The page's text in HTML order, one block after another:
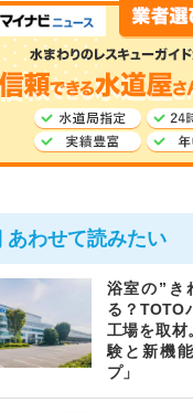
あわせて読みたい
浴室の”き
る？TOTO
工場を取材
験と新機
プ」